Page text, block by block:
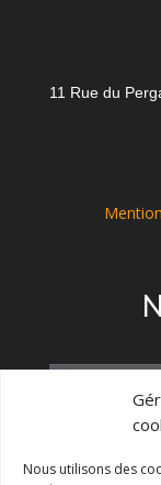
Nous utilisons des
11 Rue du